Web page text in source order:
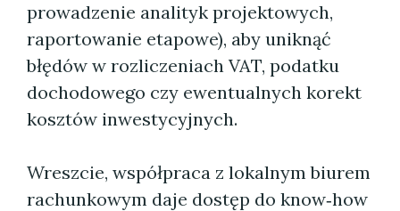
prowadzenie analityk projektowych,
raportowanie etapowe), aby uniknąć
błędów w rozliczeniach VAT, podatku
dochodowego czy ewentualnych korekt
kosztów inwestycyjnych.
Wreszcie, współpraca z lokalnym biurem
rachunkowym daje dostęp do know‑how